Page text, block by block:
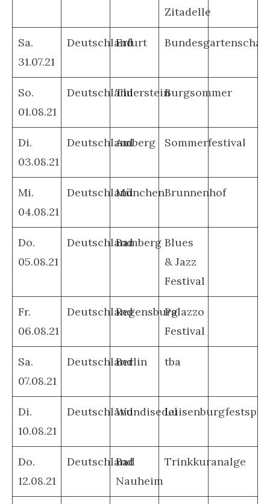
Zitadelle
Sa.
31.07.21
Deutschland
Erfurt Bundesgartenschau
So.
01.08.21
DeutschlandThiersteinBurgsommer
Di.
03.08.21
DeutschlandAmberg Sommerfestival
Mi.
04.08.21
DeutschlandMünchenBrunnenhof
Do.
05.08.21
DeutschlandBamberg Blues
& Jazz
Festival
Fr.
06.08.21
DeutschlandRegensburgPalazzo
Festival
Sa.
07.08.21
Deutschland
Berlin tba
Di.
10.08.21
DeutschlandWundisedel
Do.
12.08.21
Deutschland
Bad
Nauheim
Trinkkuranalge